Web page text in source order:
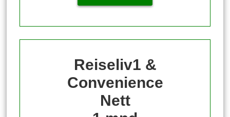
Reiseliv1 &
Convenience
Nett